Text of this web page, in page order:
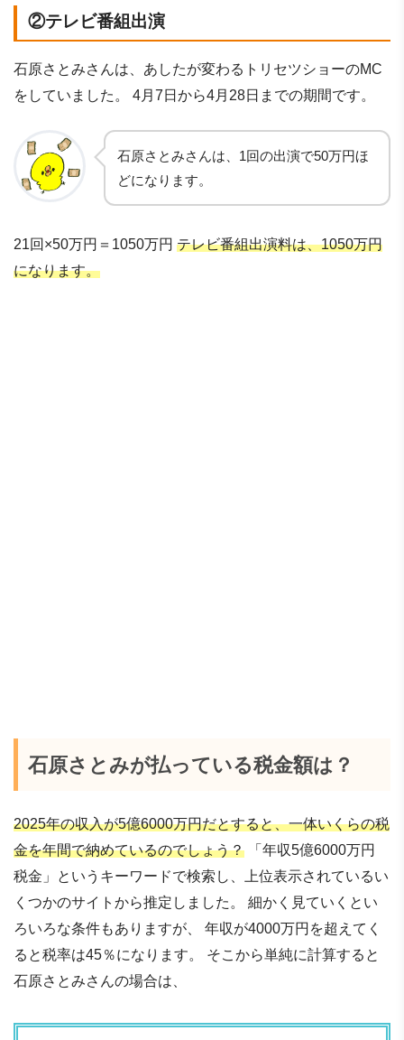
②テレビ番組出演
石原さとみさんは、あしたが変わるトリセツショーのMC
をしていました。 4月7日から4月28日までの期間です。
石原さとみさんは、1回の出演で50万円ほ
どになります。
21回×50万円＝1050万円 テレビ番組出演料は、1050万円
になります。
石原さとみが払っている税金額は？
2025年の収入が5億6000万円だとすると、一体いくらの税
金を年間で納めているのでしょう？ 「年収5億6000万円
税金」というキーワードで検索し、上位表示されているい
くつかのサイトから推定しました。 細かく見ていくとい
ろいろな条件もありますが、 年収が4000万円を超えてく
ると税率は45％になります。 そこから単純に計算すると
石原さとみさんの場合は、